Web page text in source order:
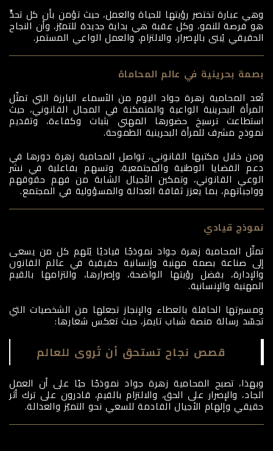
وهي عبارة تختصر رؤيتها للحياة والعمل، حيث تؤمن بأن كل تحدٍّ
هو فرصة للنمو، وكل عقبة هي بداية جديدة للتميّز، وأن النجاح
الحقيقي يُبنى بالإصرار، والالتزام، والعمل الواعي المستمر.
بصمة بحرينية في عالم المحاماة
تُعد المحامية زهرة جواد اليوم من الأسماء البارزة التي تمثّل
المرأة البحرينية الواعية والمتمكنة في المجال القانوني، حيث
استطاعت ترسيخ حضورها المهني بثبات وكفاءة، وتقديم
نموذج مشرف للمرأة البحرينية الطموحة.
ومن خلال مكتبها القانوني، تواصل المحامية زهرة دورها في
دعم القضايا الوطنية والمجتمعية، وتسهم بفاعلية في نشر
الوعي القانوني، وتمكين الأجيال الشابة من فهم حقوقهم
وواجباتهم، بما يعزز ثقافة العدالة والمسؤولية في المجتمع.
نموذج قيادي
تمثّل المحامية زهرة جواد نموذجًا قياديًا يُلهم كل من يسعى
إلى صناعة بصمة مهنية وإنسانية حقيقية في عالم القانون
والإدارة، بفضل رؤيتها الواضحة، وإصرارها، والتزامها بالقيم
المهنية والإنسانية.
ومسيرتها الحافلة بالعطاء والإنجاز تجعلها من الشخصيات التي
تجسّد رسالة منصة شباب تايمز، حيث تعكس شعارها:
قصص نجاح تستحق أن تُروى للعالم
وبهذا، تصبح المحامية زهرة جواد نموذجًا حيًا على أن العمل
الجاد، والإصرار على الحق، والالتزام بالقيم، قادرون على ترك أثر
حقيقي وإلهام الأجيال القادمة للسعي نحو التميّز والعدالة.